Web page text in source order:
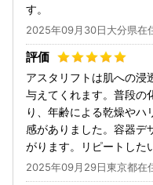
す。
2025年09月30日大分県在
アスタリフトは肌への浸
与えてくれます。普段の
り、年齢による乾燥やハ
感がありました。容器デ
がります。リピートした
2025年09月29日東京都在